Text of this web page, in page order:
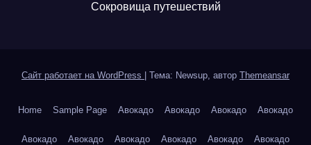
Сокровища путешествий
Сайт работает на WordPress Тема: Newsup, автор Themeansar
Home Sample Page Авокадо Авокадо Авокадо Авокадо
Авокадо Авокадо Авокадо Авокадо Авокадо Авокадо